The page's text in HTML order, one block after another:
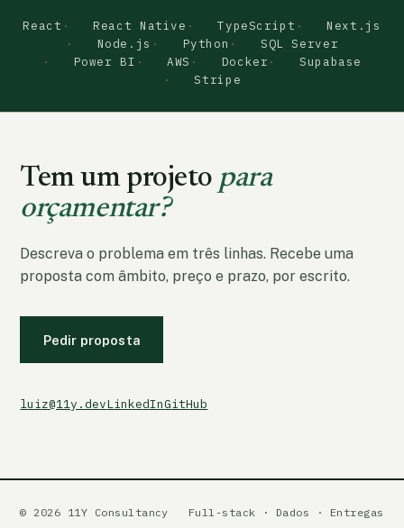
React React Native TypeScript
Next.js
Node.js
Python
SQL Server
Power BI
AWS Docker
Supabase
Stripe
Tem um projeto para
orçamentar?
Descreva o problema em três linhas. Recebe uma
proposta com âmbito, preço e prazo, por escrito.
Pedir proposta
luiz@11y.devLinkedInGitHub
© 2026 11Y Consultancy Full-stack · Dados · Entregas